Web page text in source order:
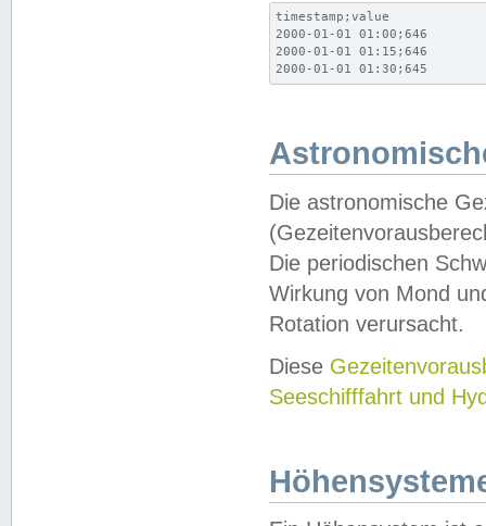
timestamp;value
2000-01-01 01:00;646
2000-01-01 01:15;646
2000-01-01 01:30;645
Die astronomische
Die periodischen
Wirkung von Mond
Rotation verursacht.
Diese
Seeschifffahrt und